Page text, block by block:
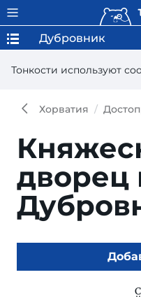
Тонкости используют
Дубровник
Хорватия
дворец